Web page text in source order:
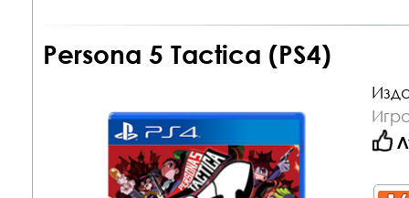
Persona 5 Tactica (PS4)